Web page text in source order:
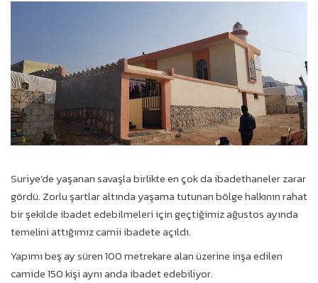
Suriye’de yaşanan savaşla birlikte en çok da ibadethaneler zarar
gördü. Zorlu şartlar altında yaşama tutunan bölge halkının rahat
bir şekilde ibadet edebilmeleri için geçtiğimiz ağustos ayında
temelini attığımız camii ibadete açıldı.
Yapımı beş ay süren 100 metrekare alan üzerine inşa edilen
camide 150 kişi aynı anda ibadet edebiliyor.